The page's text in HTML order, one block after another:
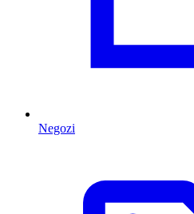
Negozi